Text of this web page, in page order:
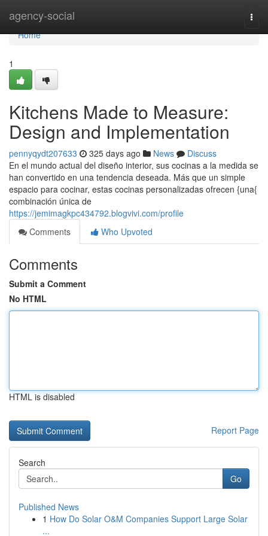
agency-social
Home
Home
1
Kitchens Made to Measure:
Design and Implementation
pennyqydt207633 325 days ago News
Discuss
En el mundo actual del diseño interior, sus cocinas a la medida se
han convertido en una tendencia deseada. Más que un simple
espacio para cocinar, estas cocinas personalizadas ofrecen {una{
combinación única de
https://jemimagkpc434792.blogvivi.com/profile
Comments
Who Upvoted
Comments
Submit a Comment
No HTML
HTML is disabled
Report Page
Search
Go
Published News
1 How Do Solar O&M Companies Support Large Solar
...